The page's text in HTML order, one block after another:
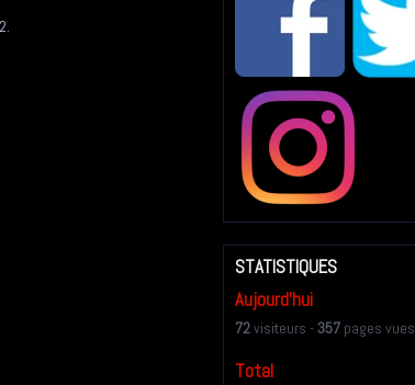
STATISTIQUES
Aujourd'hui
72visiteurs -357pages vues
Total